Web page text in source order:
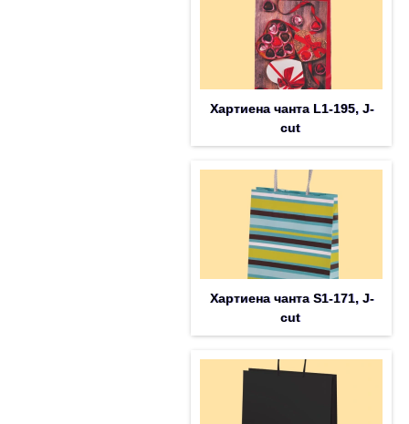
Хартиена чанта L1-195, J-
cut
Хартиена чанта S1-171, J-
cut